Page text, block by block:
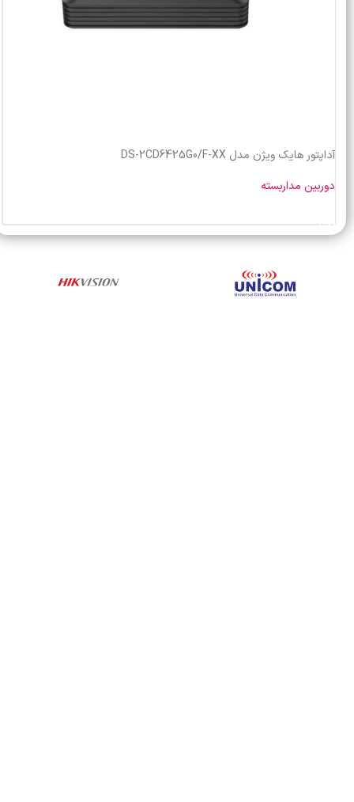
آداپتور هایک ویژن مدل DS-2CD6425G0/F-XX
دوربین مداربسته